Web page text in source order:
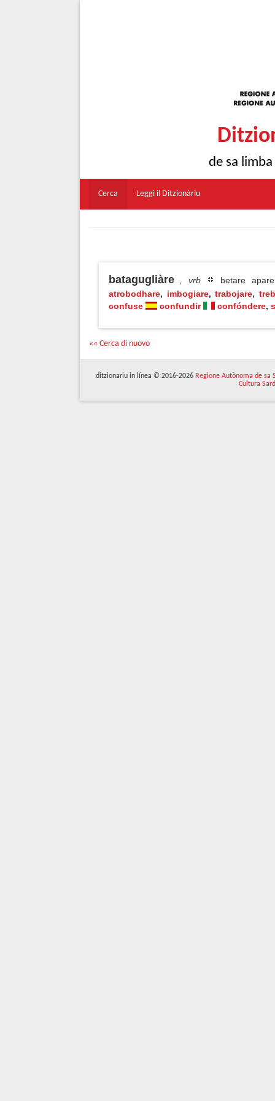
de sa
Cerca Leggi il Ditzionàriu
batagugliàre , vrb
betare
atrobodhare, imbogiare,trabojare,
confuse
confundir confóndere,
«« Cerca di nuovo
ditzionariu in línea © 2016-2026 Regione Autònoma de sa
Cultura